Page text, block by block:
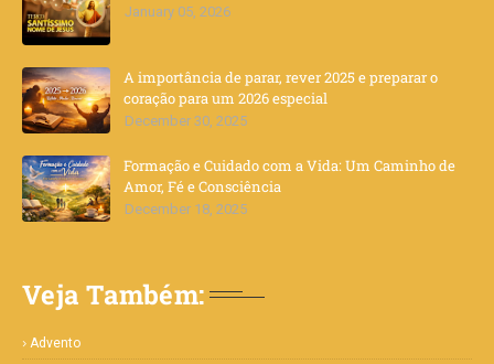
January 05, 2026
A importância de parar, rever 2025 e preparar o
coração para um 2026 especial
December 30, 2025
Formação e Cuidado com a Vida: Um Caminho de
Amor, Fé e Consciência
December 18, 2025
Veja Também:
Advento